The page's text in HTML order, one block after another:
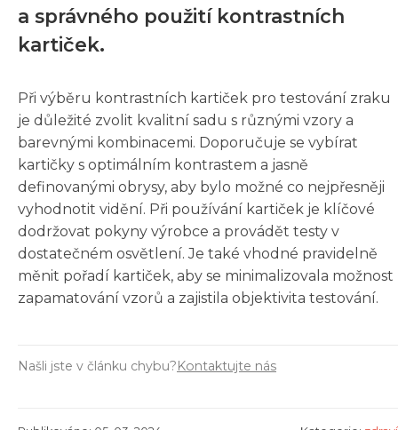
a správného použití kontrastních
kartiček.
Při výběru kontrastních kartiček pro testování zraku
je důležité zvolit kvalitní sadu s různými vzory a
barevnými kombinacemi. Doporučuje se vybírat
kartičky s optimálním kontrastem a jasně
definovanými obrysy, aby bylo možné co nejpřesněji
vyhodnotit vidění. Při používání kartiček je klíčové
dodržovat pokyny výrobce a provádět testy v
dostatečném osvětlení. Je také vhodné pravidelně
měnit pořadí kartiček, aby se minimalizovala možnost
zapamatování vzorů a zajistila objektivita testování.
Našli jste v článku chybu?Kontaktujte nás